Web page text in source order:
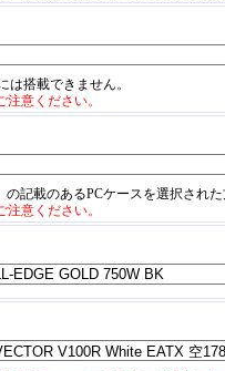
搭載できません。
意ください。
記載のあるPCケースを選択され
意ください。